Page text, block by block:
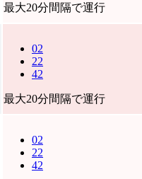
最大20分間隔で運行
02
22
42
最大20分間隔で運行
02
22
42